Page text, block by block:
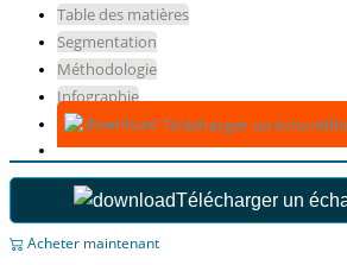
Table des matières
Segmentation
Méthodologie
Infographie
Télécharger un
Télécharger un
Acheter maintenant